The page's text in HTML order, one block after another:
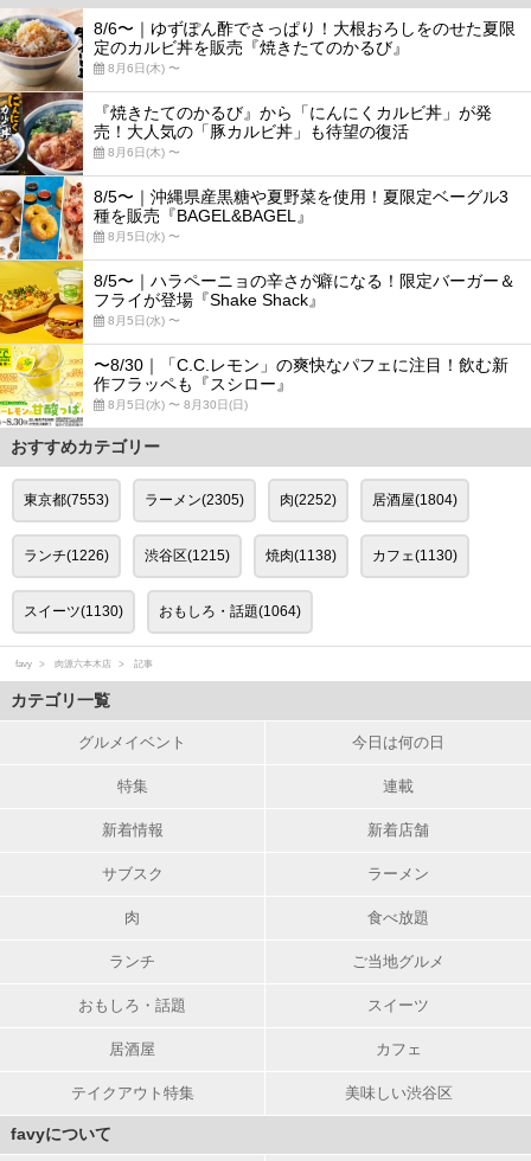
8/6〜｜ゆずぽん酢でさっぱり！大根おろしをのせた夏限
定のカルビ丼を販売『焼きたてのかるび』
8月6日(木) 〜
『焼きたてのかるび』から「にんにくカルビ丼」が発
売！大人気の「豚カルビ丼」も待望の復活
8月6日(木) 〜
8/5〜｜沖縄県産黒糖や夏野菜を使用！夏限定ベーグル3
種を販売『BAGEL&BAGEL』
8月5日(水) 〜
8/5〜｜ハラペーニョの辛さが癖になる！限定バーガー＆
フライが登場『Shake Shack』
8月5日(水) 〜
〜8/30｜「C.C.レモン」の爽快なパフェに注目！飲む新
作フラッペも『スシロー』
8月5日(水) 〜 8月30日(日)
おすすめカテゴリー
東京都(7553) ラーメン(2305) 肉(2252) 居酒屋(1804)
ランチ(1226) 渋谷区(1215) 焼肉(1138) カフェ(1130)
スイーツ(1130) おもしろ・話題(1064)
favy 肉源六本木店 記事
カテゴリ一覧
グルメイベント 今日は何の日
特集 連載
新着情報 新着店舗
サブスク ラーメン
肉 食べ放題
ランチ ご当地グルメ
おもしろ・話題 スイーツ
居酒屋 カフェ
テイクアウト特集 美味しい渋谷区
favyについて